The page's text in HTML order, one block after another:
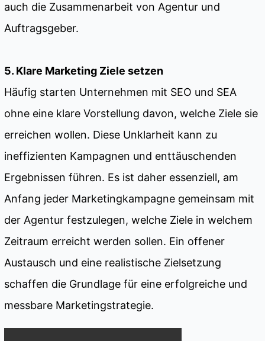
auch die Zusammenarbeit von Agentur und
Auftragsgeber.
5. Klare Marketing Ziele setzen
Häufig starten Unternehmen mit SEO und SEA
ohne eine klare Vorstellung davon, welche Ziele sie
erreichen wollen. Diese Unklarheit kann zu
ineffizienten Kampagnen und enttäuschenden
Ergebnissen führen. Es ist daher essenziell, am
Anfang jeder Marketingkampagne gemeinsam mit
der Agentur festzulegen, welche Ziele in welchem
Zeitraum erreicht werden sollen. Ein offener
Austausch und eine realistische Zielsetzung
schaffen die Grundlage für eine erfolgreiche und
messbare Marketingstrategie.